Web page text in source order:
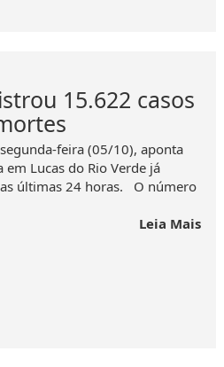
15.622 casos
feira (05/10), aponta
Lucas do Rio Verde já
últimas 24 horas. O número
Leia Mais